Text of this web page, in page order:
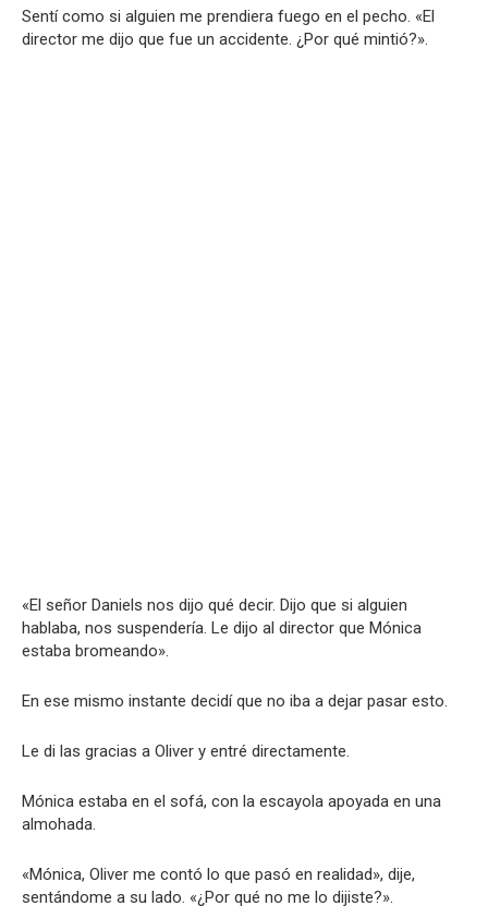
Sentí como si alguien me prendiera fuego en el pecho. «El
director me dijo que fue un accidente. ¿Por qué mintió?».
«El señor Daniels nos dijo qué decir. Dijo que si alguien
hablaba, nos suspendería. Le dijo al director que Mónica
estaba bromeando».
En ese mismo instante decidí que no iba a dejar pasar esto.
Le di las gracias a Oliver y entré directamente.
Mónica estaba en el sofá, con la escayola apoyada en una
almohada.
«Mónica, Oliver me contó lo que pasó en realidad», dije,
sentándome a su lado. «¿Por qué no me lo dijiste?».